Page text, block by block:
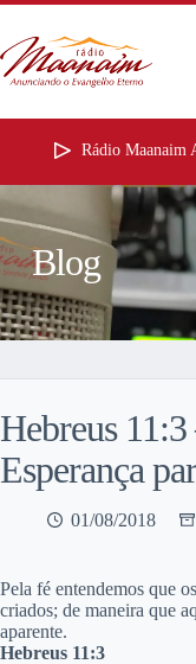
Rádio Maanaim
Blog
Hebreus
Esperança
01/08/2018
Pela fé entendemos que
criados; de maneira que
aparente.
Hebreus 11:3